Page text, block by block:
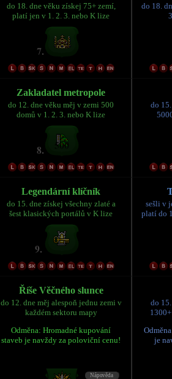
do 18. dne věku získej 75+ zemí,
platí jen v 1. 2. 3. nebo K lize
do 18.
Zakladatel metropole
do 12. dne věku měj v zemi 500
domů v 1. 2. 3. nebo K lize
do
Legendární klíčník
do 15. dne získej všechny zlaté a
šest klasických portálů v K lize
sešli v
platí do
Říše Věčného slunce
do 12. dne měj alespoň jednu zemi v
každém sektoru mapy
Odměna: Hromadné kupování
staveb je navždy za poloviční cenu!
do
je